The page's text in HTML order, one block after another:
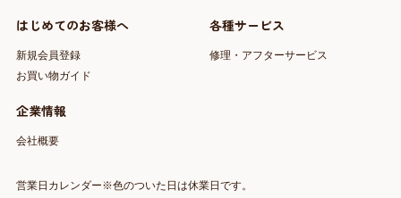
はじめてのお客様へ
新規会員登録
お買い物ガイド
各種サービス
修理・アフターサービス
企業情報
会社概要
営業日カレンダー※色のついた日は休業日です。